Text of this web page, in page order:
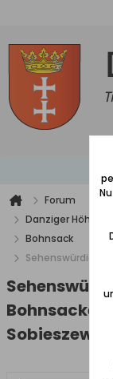
Forum
Danziger Höhe
Bohnsack
Bohnsacker